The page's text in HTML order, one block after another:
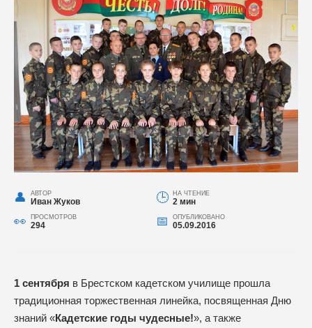
АВТОР
Иван Жуков
НА ЧТЕНИЕ
2 мин
ПРОСМОТРОВ
294
ОПУБЛИКОВАНО
05.09.2016
1 сентября в Брестском кадетском училище прошла
традиционная торжественная линейка, посвященная Дню
знаний «Кадетские годы чудесные!», а также